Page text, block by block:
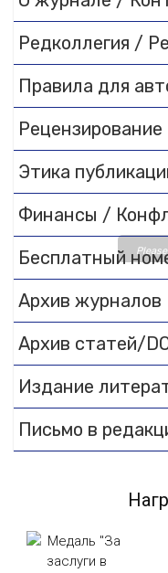
FAQs
Редколлегия /
Правила для
Рецензирование
Этика
Финансы /
Бесплатный
Архив журналов
Архив статей/
Издание
Письмо в